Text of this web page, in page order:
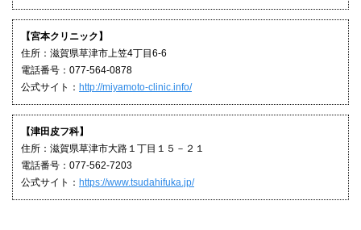
【宮本クリニック】
住所：滋賀県草津市上笠4丁目6-6
電話番号：077-564-0878
公式サイト： http://miyamoto-clinic.info/
【津田皮フ科】
住所：滋賀県草津市大路１丁目１５－２１
電話番号：077-562-7203
公式サイト： https://www.tsudahifuka.jp/